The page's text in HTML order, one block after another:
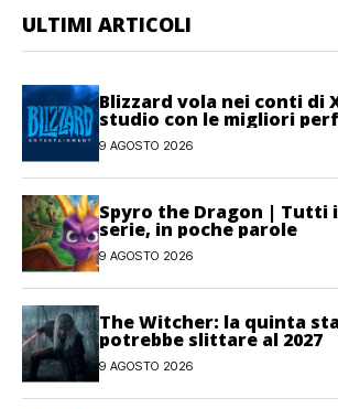
ULTIMI ARTICOLI
Blizzard vola nei conti di
studio con le migliori
9 AGOSTO 2026
Spyro the Dragon | Tutti
serie, in poche parole
9 AGOSTO 2026
The Witcher: la quinta
potrebbe slittare al 2027
9 AGOSTO 2026